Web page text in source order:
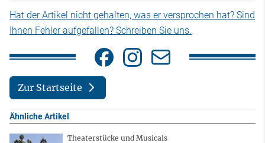
Hat der Artikel nicht gehalten, was er versprochen hat? Sind
Ihnen Fehler aufgefallen? Schreiben Sie uns.
Zur Startseite
Ähnliche Artikel
Theaterstücke und Musicals